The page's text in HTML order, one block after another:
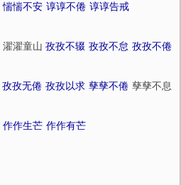
惴惴不安 谆谆不倦 谆谆告戒
濯濯童山 孜孜不辍 孜孜不怠 孜孜不倦
孜孜无倦 孜孜以求 孳孳不倦 孳孳不息
作作生芒 作作有芒